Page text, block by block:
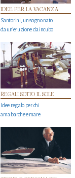
IDEE PER LA VACANZA
Santorini, un sogno nato
da un’eruzione da incubo
REGALI SOTTO IL SOLE
Idee regalo per chi
ama barche e mare